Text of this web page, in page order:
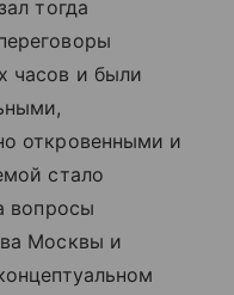
тогда
часов и были
откровенными и
стало
вопросы
Москвы и